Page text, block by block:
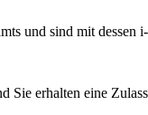
und sind mit dessen
erhalten eine